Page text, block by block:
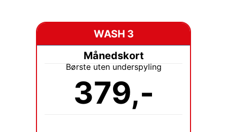
WASH 3
Månedskort
Børste uten underspyling
379,-